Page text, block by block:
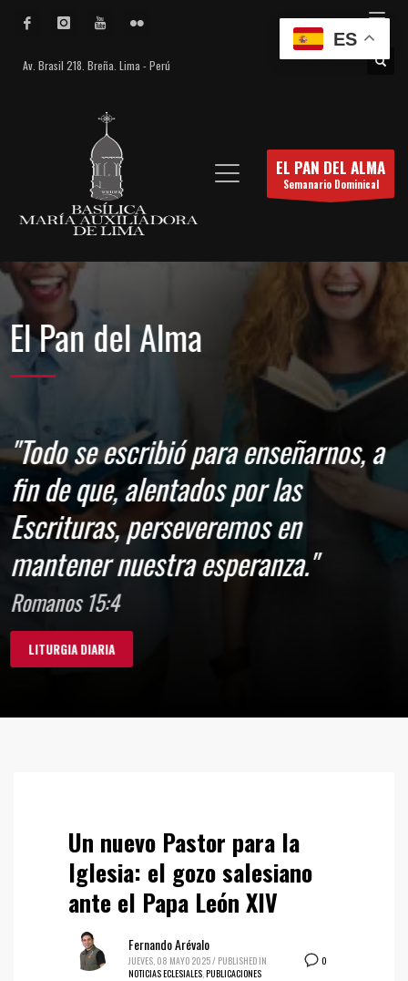
Av. Brasil 218. Breña. Lima - Perú
EL PAN DEL ALMA
Semanario Dominical
El Pan del Alma
"Todo se escribió para enseñarnos, a
fin de que, alentados por las
Escrituras, perseveremos en
mantener nuestra esperanza."
Romanos 15:4
LITURGIA DIARIA
Un nuevo Pastor para la
Iglesia: el gozo salesiano
ante el Papa León XIV
0
Fernando Arévalo
JUEVES, 08 MAYO 2025/ PUBLISHED IN
NOTICIAS ECLESIALES,PUBLICACIONES
ES